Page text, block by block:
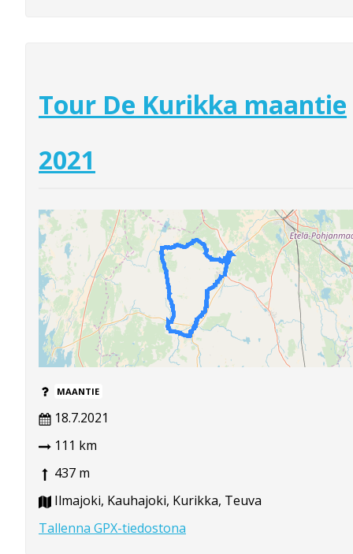
Tour De Kurikka maantie
2021
MAANTIE
18.7.2021
111 km
437 m
Ilmajoki, Kauhajoki, Kurikka, Teuva
Tallenna GPX-tiedostona